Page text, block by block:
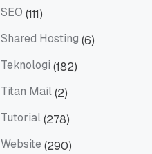
SEO (111)
Shared Hosting (6)
Teknologi (182)
Titan Mail(2)
Tutorial(278)
Website (290)